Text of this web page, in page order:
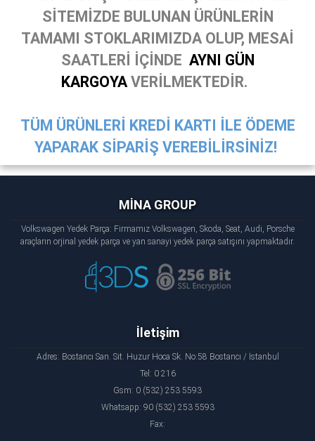
SİTEMİZDE BULUNAN ÜRÜNLERİN
TAMAMI STOKLARIMIZDA OLUP, MESAİ
SAATLERİ İÇİNDE AYNI GÜN
KARGOYA VERİLMEKTEDİR.
TÜM ÜRÜNLERİ KREDİ KARTI İLE ÖDEME
YAPARAK SİPARİŞ VEREBİLİRSİNİZ!
MİNA GROUP
Volkswagen Yedek Parça: Firmamız Volkswagen, Skoda, Seat, Audi, Porsche
araçların orjinal yedek parça ve yan sanayi yedek parça satışını yapmaktadır.
İletişim
Adres: Bostancı San. Sit. Huzur Hoca Sk. No:58 Bostancı / İstanbul
Tel: 0 216
Gsm: 0 (532) 253 5593
Whatsapp: 90 (532) 253 5593
Fax: